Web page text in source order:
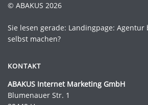
© ABAKUS 2026
Sie lesen gerade: Landingpage:
selbst machen?
KONTAKT
ABAKUS Internet Marketing GmbH
Blumenauer Str. 1